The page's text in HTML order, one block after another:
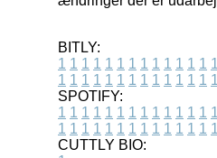
BITLY:
1 1 1 1 1 1 1 1 1 1 1 1 1 1
1 1 1 1 1 1 1 1 1 1 1 1 1 1
SPOTIFY:
1 1 1 1 1 1 1 1 1 1 1 1 1 1
1 1 1 1 1 1 1 1 1 1 1 1 1 1
CUTTLY BIO: